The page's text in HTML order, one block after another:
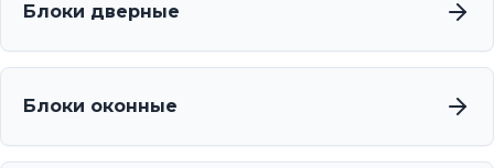
Блоки дверные
Блоки оконные